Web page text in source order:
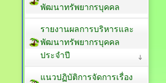
พัฒนาทรัพยากรบุคคล
รายงานผลการบริหารและ
พัฒนาทรัพยากรบุคคล
ประจำปี
แนวปฏิบัติการจัดการเรื่อง